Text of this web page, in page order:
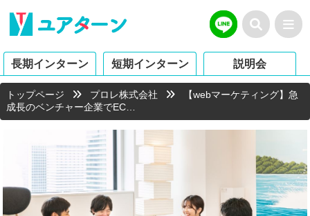
長期インターン 短期インターン 説明会
トップページ プロレ株式会社
【webマーケティング】急
成長のベンチャー企業でEC…